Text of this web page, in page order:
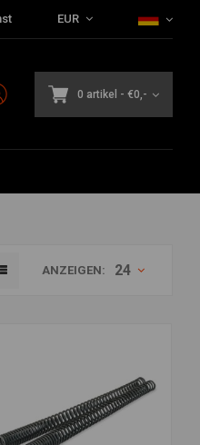
EUR
0 artikel - €0,-
ANZEIGEN: 24